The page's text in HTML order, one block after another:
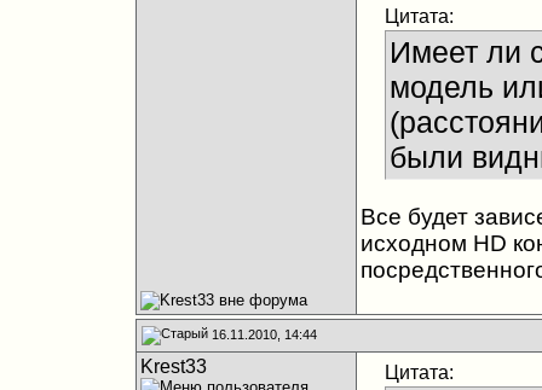
Цитата:
Имеет ли
модель
были
Все будет
исходном HD
16.11.2010, 14:44
Krest33 Цитата: